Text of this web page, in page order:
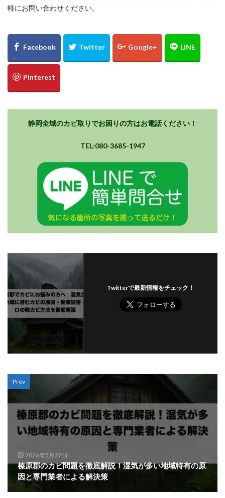
軽にお問い合わせください。
静岡全域のカビ取りでお困りの方はお電話ください！
TEL:080-3685-1947
Twitterで最新情報をチェック！
Prev
2026年5月27日
榛原郡のカビ問題を徹底解説！湿気が多い地域特有の原
因と専門業者による解決策